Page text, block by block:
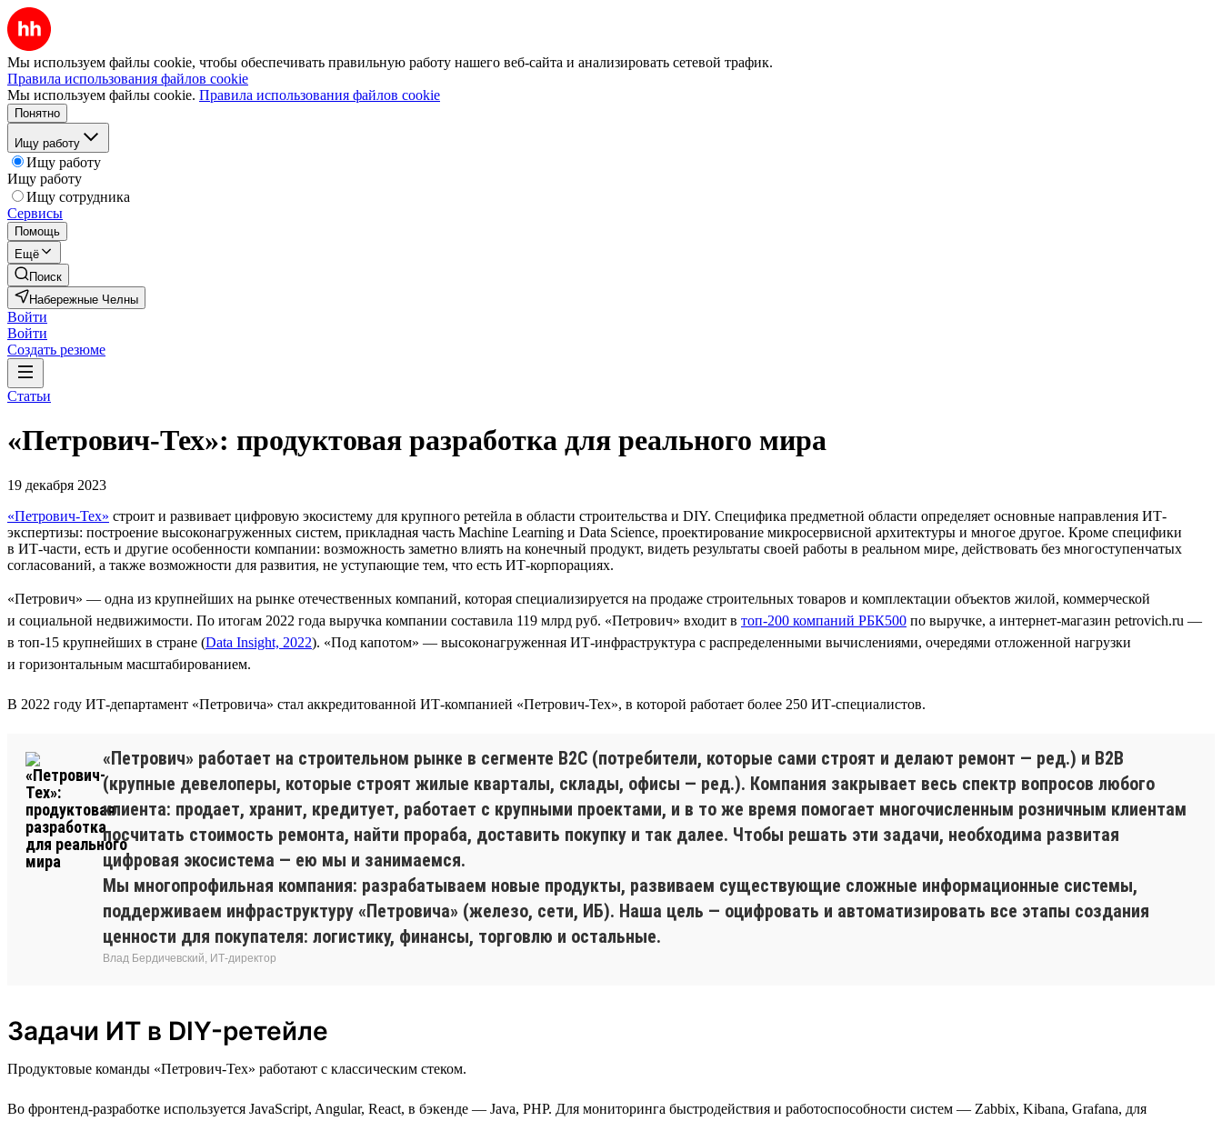
Мы используем файлы cookie, чтобы обеспечивать правильную работу нашего веб-сайта и анализировать сетевой трафик.
Правила использования файлов cookie
Мы используем файлы cookie. Правила использования файлов cookie
Понятно
Ищу работу
Ищу работу
Ищу работу
Ищу сотрудника
Сервисы
Помощь
Ещё
Поиск
Набережные Челны
Войти
Войти
Создать резюме
Статьи
«Петрович-Тех»: продуктовая разработка для реального мира
19 декабря 2023
«Петрович-Тех» строит и развивает цифровую экосистему для крупного ретейла в области строительства и DIY. Специфика предметной области определяет основные направления ИТ-
экспертизы: построение высоконагруженных систем, прикладная часть Machine Learning и Data Science, проектирование микросервисной архитектуры и многое другое. Кроме специфики
в ИТ-части, есть и другие особенности компании: возможность заметно влиять на конечный продукт, видеть результаты своей работы в реальном мире, действовать без многоступенчатых
согласований, а также возможности для развития, не уступающие тем, что есть ИТ-корпорациях.
«Петрович» — одна из крупнейших на рынке отечественных компаний, которая специализируется на продаже строительных товаров и комплектации объектов жилой, коммерческой
и социальной недвижимости. По итогам 2022 года выручка компании составила 119 млрд руб. «Петрович» входит в топ-200 компаний РБК500 по выручке, а интернет-магазин petrovich.ru —
в топ-15 крупнейших в стране (Data Insight, 2022). «Под капотом» — высоконагруженная ИТ-инфраструктура с распределенными вычислениями, очередями отложенной нагрузки
и горизонтальным масштабированием.
В 2022 году ИТ-департамент «Петровича» стал аккредитованной ИТ-компанией «Петрович-Тех», в которой работает более 250 ИТ-специалистов.
«Петрович» работает на строительном рынке в сегменте B2C (потребители, которые сами строят и делают ремонт — ред.) и B2B
(крупные девелоперы, которые строят жилые кварталы, склады, офисы — ред.). Компания закрывает весь спектр вопросов любого
клиента: продает, хранит, кредитует, работает с крупными проектами, и в то же время помогает многочисленным розничным клиентам
посчитать стоимость ремонта, найти прораба, доставить покупку и так далее. Чтобы решать эти задачи, необходима развитая
цифровая экосистема — ею мы и занимаемся.
Мы многопрофильная компания: разрабатываем новые продукты, развиваем существующие сложные информационные системы,
поддерживаем инфраструктуру «Петровича» (железо, сети, ИБ). Наша цель — оцифровать и автоматизировать все этапы создания
ценности для покупателя: логистику, финансы, торговлю и остальные.
Влад Бердичевский, ИТ-директор
Задачи ИТ в DIY-ретейле
Продуктовые команды «Петрович-Тех» работают с классическим стеком.
Во фронтенд-разработке используется JavaScript, Angular, React, в бэкенде — Java, PHP. Для мониторинга быстродействия и работоспособности систем — Zabbix, Kibana, Grafana, для